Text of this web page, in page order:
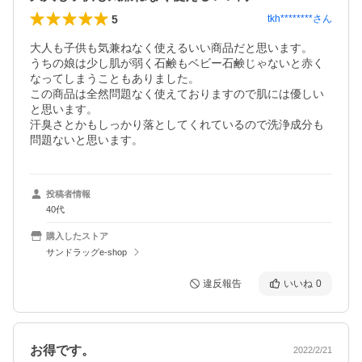
5 tkh********さん
大人も子供も気兼ねなく使えるいい商品だと思います。
うちの娘は少し肌が弱く石鹸もベビー石鹸じゃないと赤く
なってしまうこともありました。
この商品は全然問題なく使えておりますので肌には優しい
と思います。
汗臭さとかもしっかり落としてくれているので洗浄成分も
問題ないと思います。
投稿者情報
40代
購入したストア
サンドラッグe-shop
違反報告 いいね 0
お得です。 2022/2/21